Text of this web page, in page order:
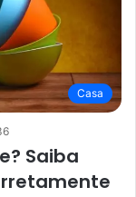
Casa
Saiba